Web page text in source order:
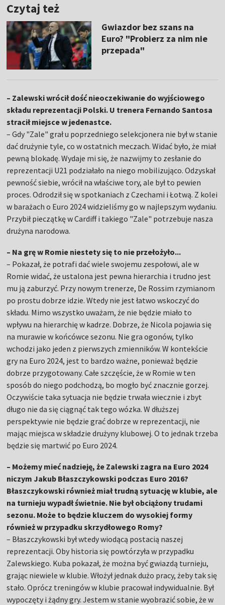
Czytaj też
Gwiazdor bez szans na
Euro? "Probierz za nim nie
przepada"
– Zalewski wrócił dość nieoczekiwanie do wyjściowego
składu reprezentacji Polski. U trenera Fernando Santosa
stracił miejsce w jedenastce.
– Gdy "Zale" grał u poprzedniego selekcjonera nie był w stanie
dać drużynie tyle, co w ostatnich meczach. Widać było, że miał
pewną blokadę. Wydaje mi się, że nazwijmy to zesłanie do
reprezentacji U21 podziałało na niego mobilizująco. Odzyskał
pewność siebie, wrócił na właściwe tory, ale był to pewien
proces. Odrodził się w spotkaniach z Czechami i Łotwą. Z kolei
w barażach o Euro 2024 widzieliśmy go w najlepszym wydaniu.
Przybił pieczątkę w Cardiff i takiego "Zale" potrzebuje nasza
drużyna narodowa.
– Na grę w Romie niestety się to nie przełożyło...
– Pokazał, że potrafi dać wiele swojemu zespołowi, ale w
Romie widać, że ustalona jest pewna hierarchia i trudno jest
mu ją zaburzyć. Przy nowym trenerze, De Rossim rzymianom
po prostu dobrze idzie. Wtedy nie jest łatwo wskoczyć do
składu. Mimo wszystko uważam, że nie będzie miało to
wpływu na hierarchię w kadrze. Dobrze, że Nicola pojawia się
na murawie w końcówce sezonu. Nie gra ogonów, tylko
wchodzi jako jeden z pierwszych zmienników. W kontekście
gry na Euro 2024, jest to bardzo ważne, ponieważ będzie
dobrze przygotowany. Całe szczęście, że w Romie w ten
sposób do niego podchodzą, bo mogło być znacznie gorzej.
Oczywiście taka sytuacja nie będzie trwała wiecznie i zbyt
długo nie da się ciągnąć tak tego wózka. W dłuższej
perspektywie nie będzie grać dobrze w reprezentacji, nie
mając miejsca w składzie drużyny klubowej. O to jednak trzeba
będzie się martwić po Euro 2024.
– Możemy mieć nadzieję, że Zalewski zagra na Euro 2024
niczym Jakub Błaszczykowski podczas Euro 2016?
Błaszczykowski również miał trudną sytuację w klubie, ale
na turnieju wypadł świetnie. Nie był obciążony trudami
sezonu. Może to będzie kluczem do wysokiej formy
również w przypadku skrzydłowego Romy?
– Błaszczykowski był wtedy wiodącą postacią naszej
reprezentacji. Oby historia się powtórzyła w przypadku
Zalewskiego. Kuba pokazał, że można być gwiazdą turnieju,
grając niewiele w klubie. Włożył jednak dużo pracy, żeby tak się
stało. Oprócz treningów w klubie pracował indywidualnie. Był
wypoczęty i żądny gry. Jestem w stanie wyobrazić sobie, że w